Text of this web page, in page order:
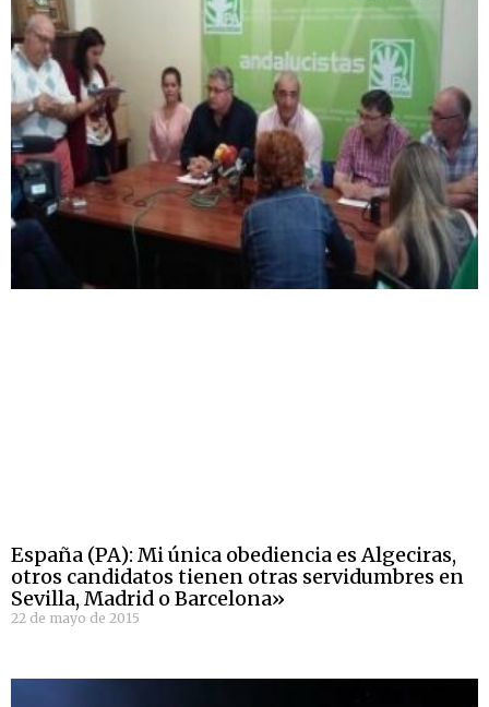
España (PA): Mi única obediencia es Algeciras,
otros candidatos tienen otras servidumbres en
Sevilla, Madrid o Barcelona»
22 de mayo de 2015